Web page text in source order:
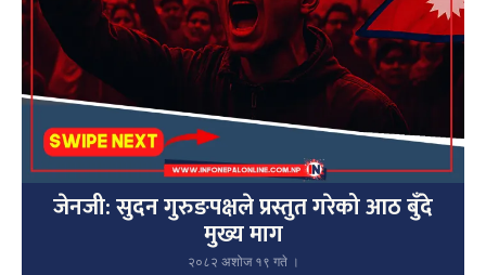
जेनजी: सुदन गुरुङपक्षले प्रस्तुत गरेको आठ बुँदे
मुख्य माग
२०८२ अशोज १९ गते ।